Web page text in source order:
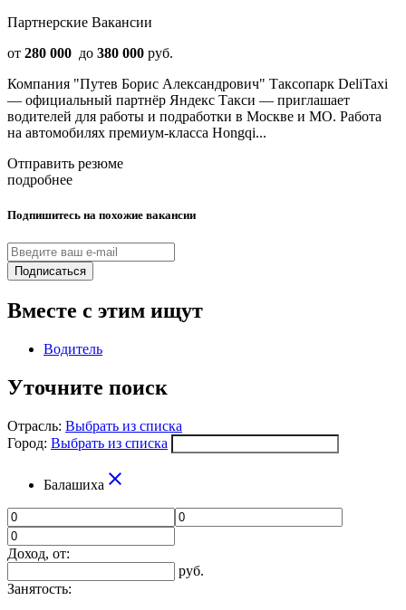
Партнерские Вакансии
от 280 000 до 380 000 руб.
Компания "Путев Борис Александрович" Таксопарк DeliTaxi
— официальный партнёр Яндекс Такси — приглашает
водителей для работы и подработки в Москве и МО. Работа
на автомобилях премиум-класса Hongqi...
Отправить резюме
подробнее
Подпишитесь на похожие вакансии
Подписаться
Вместе с этим ищут
Водитель
Уточните поиск
Отрасль: Выбрать из списка
Город: Выбрать из списка
Балашиха close
Доход, от:
руб.
Занятость: